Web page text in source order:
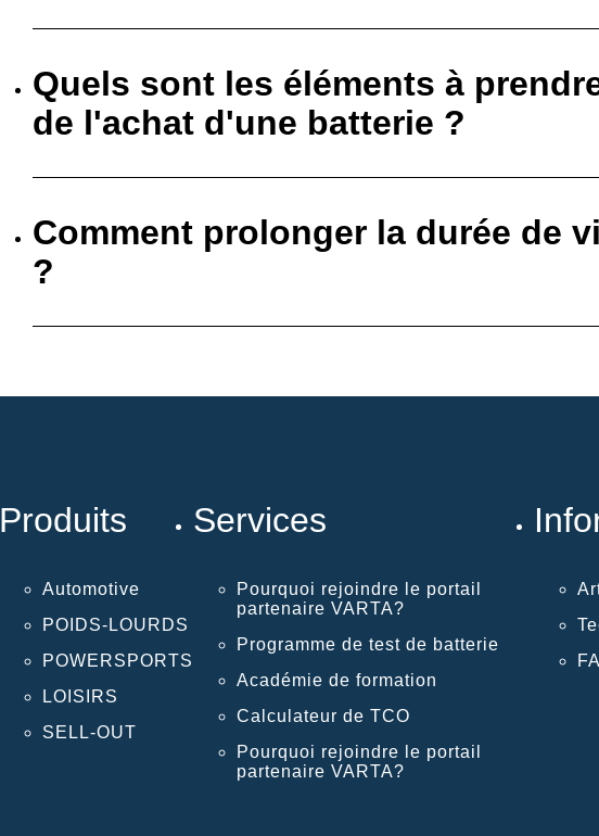
Quels sont les éléments à
de l'achat d'une batterie ?
Comment prolonger la durée de
?
Produits
Automotive
POIDS-LOURDS
POWERSPORTS
LOISIRS
SELL-OUT
Services
Pourquoi rejoindre le portail
partenaire VARTA?
Programme de test de batterie
Académie de formation
Calculateur de TCO
Pourquoi rejoindre le portail
partenaire VARTA?